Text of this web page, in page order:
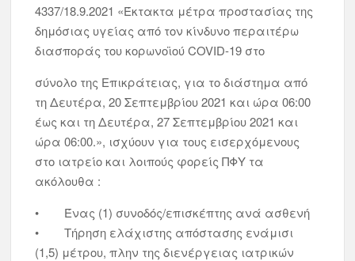
4337/18.9.2021 «Έκτακτα μέτρα προστασίας της
δημόσιας υγείας από τον κίνδυνο περαιτέρω
διασποράς του κορωνοϊού COVID-19 στο
σύνολο της Επικράτειας, για το διάστημα από
τη Δευτέρα, 20 Σεπτεμβρίου 2021 και ώρα 06:00
έως και τη Δευτέρα, 27 Σεπτεμβρίου 2021 και
ώρα 06:00.», ισχύουν για τους εισερχόμενους
στο ιατρείο και λοιπούς φορείς ΠΦΥ τα
ακόλουθα :
• Ένας (1) συνοδός/επισκέπτης ανά ασθενή
• Τήρηση ελάχιστης απόστασης ενάμισι
(1,5) μέτρου, πλην της διενέργειας ιατρικών